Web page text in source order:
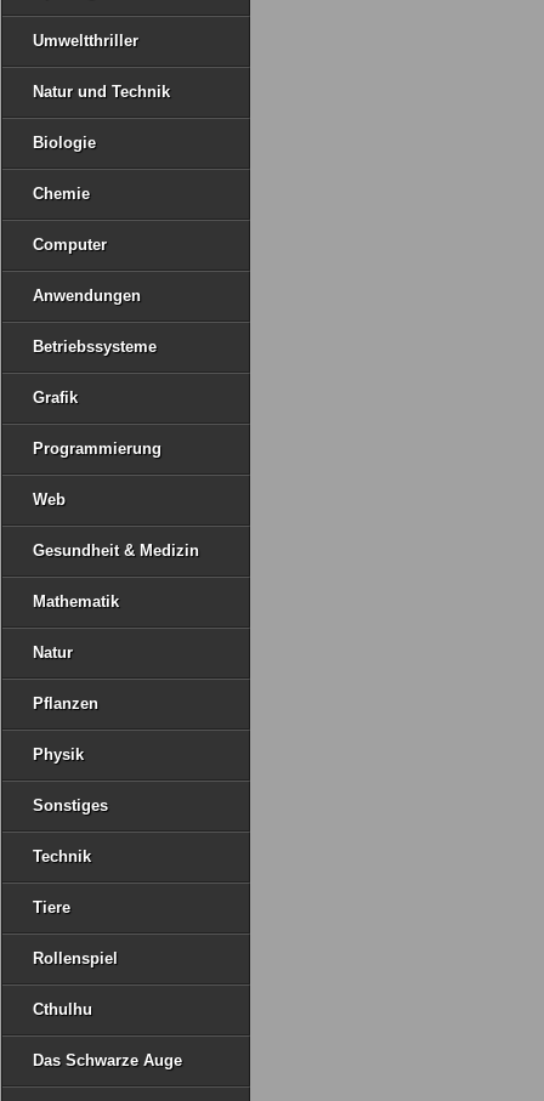
Umweltthriller
Natur und Technik
Biologie
Chemie
Computer
Anwendungen
Betriebssysteme
Grafik
Programmierung
Web
Gesundheit & Medizin
Mathematik
Natur
Pflanzen
Physik
Sonstiges
Technik
Tiere
Rollenspiel
Cthulhu
Das Schwarze Auge